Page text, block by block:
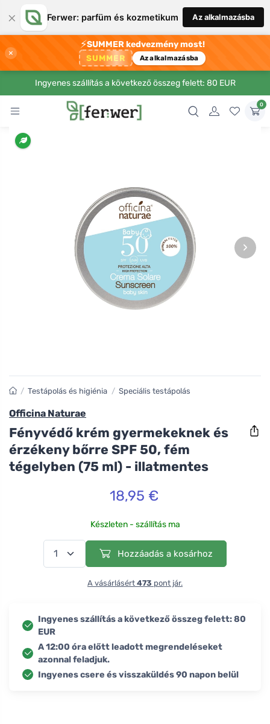
× Ferwer: parfüm és kozmetikum Az alkalmazásba
×
⚡SUMMER kedvezmény most!
SUMMER Az alkalmazásba
Ingyenes szállítás a következő összeg felett: 80 EUR
0
›
/ Testápolás és higiénia / Speciális testápolás
Officina Naturae
Fényvédő krém gyermekeknek és
érzékeny bőrre SPF 50, fém
tégelyben (75 ml) - illatmentes
18,95 €
Készleten - szállítás ma
Hozzáadás a kosárhoz
A vásárlásért 473 pont jár.
Ingyenes szállítás a következő összeg felett: 80
EUR
A 12:00 óra előtt leadott megrendeléseket
azonnal feladjuk.
Ingyenes csere és visszaküldés 90 napon belül